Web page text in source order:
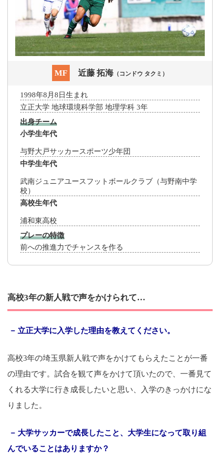
MF 近藤 拓海 （コンドウ タクミ）
1998年8月8日生まれ
立正大学 地球環境科学部 地理学科 3年
出身チーム
小学生年代
与野大戸サッカースポーツ少年団
中学生年代
武南ジュニアユースフットボールクラブ（与野南中学
校）
高校生年代
浦和東高校
プレーの特徴
前への推進力でチャンスを作る
高校3年の新人戦で声をかけられて…
立正大学に入学した理由を教えてください。
高校3年の埼玉県新人戦で声をかけてもらえたことが一番
の理由です。試合を観て声をかけて頂いたので、一番見て
くれる大学に行き成長したいと思い、入学のきっかけにな
りました。
大学サッカーで成長したこと、大学生になって取り組
んでいることはありますか？